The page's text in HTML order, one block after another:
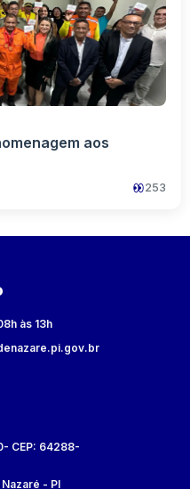
aos
253
às 13h
- CEP: 64288-
- PI